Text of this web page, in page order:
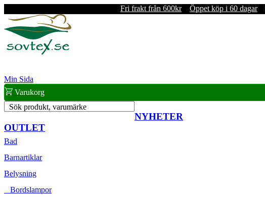
Fri frakt från 600kr Öppet köp i 60 dagar
Min Sida
Varukorg
Sök produkt, varumärke
NYHETER
OUTLET
Bad
Barnartiklar
Belysning
Bordslampor